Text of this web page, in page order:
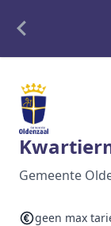
Gemeente
geen max